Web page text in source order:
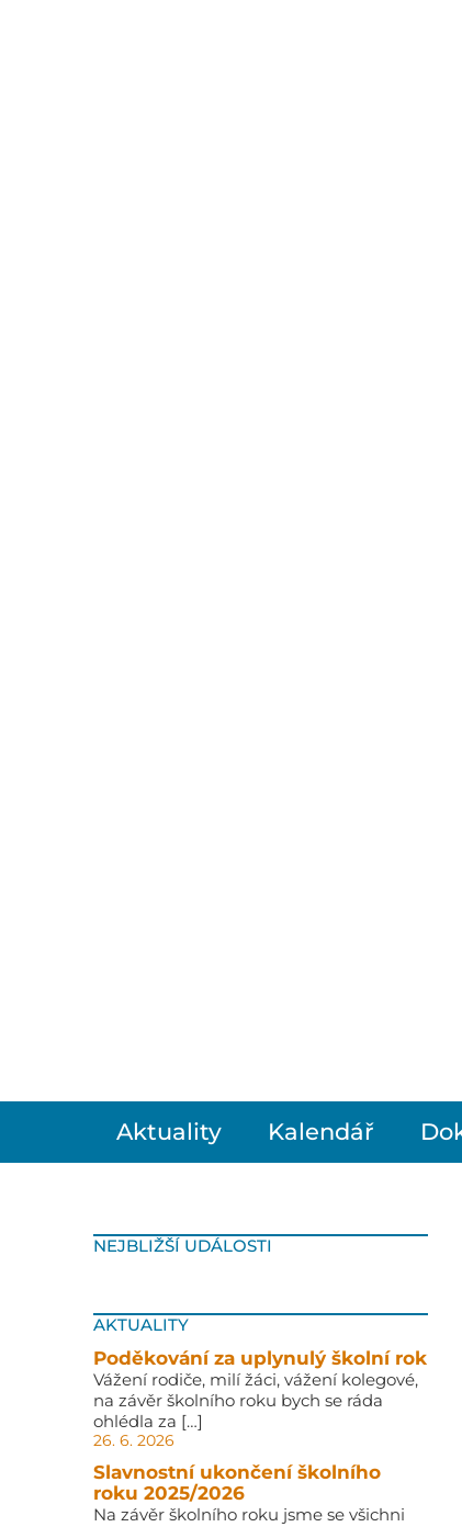
Aktuality Kalendář
NEJBLIŽŠÍ UDÁLOSTI
AKTUALITY
Poděkování za uplynulý školní rok
Vážení rodiče, milí žáci, vážení kolegové,
na závěr školního roku bych se ráda
ohlédla za […]
26. 6. 2026
Slavnostní ukončení školního
roku 2025/2026
Na závěr školního roku jsme se všichni